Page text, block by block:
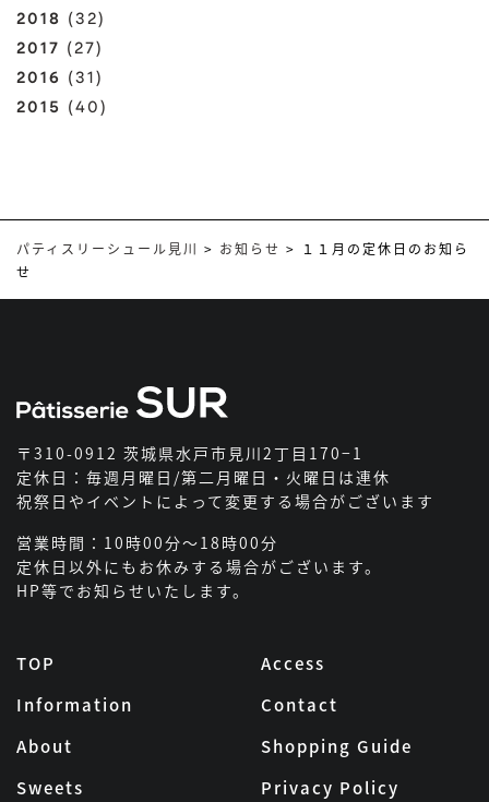
2018 (32)
2017 (27)
2016 (31)
2015 (40)
パティスリーシュール見川 > お知らせ > １１月の定休日のお知ら
せ
〒310-0912 茨城県水戸市見川2丁目170−1
定休日：毎週月曜日/第二月曜日・火曜日は連休
祝祭日やイベントによって変更する場合がございます
営業時間：10時00分～18時00分
定休日以外にもお休みする場合がございます。
HP等でお知らせいたします。
TOP
Information
About
Sweets
Access
Contact
Shopping Guide
Privacy Policy